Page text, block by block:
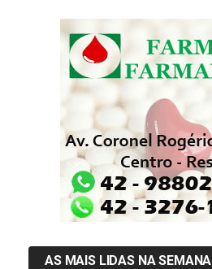
AS MAIS LIDAS NA SEMANA